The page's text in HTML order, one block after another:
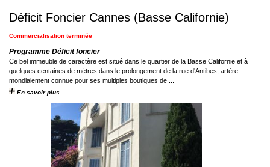
Déficit Foncier Cannes (Basse Californie)
Commercialisation terminée
Programme Déficit foncier
Ce bel immeuble de caractère est situé dans le quartier de la Basse Californie et à
quelques centaines de mètres dans le prolongement de la rue d'Antibes, artère
mondialement connue pour ses multiples boutiques de ...
En savoir plus